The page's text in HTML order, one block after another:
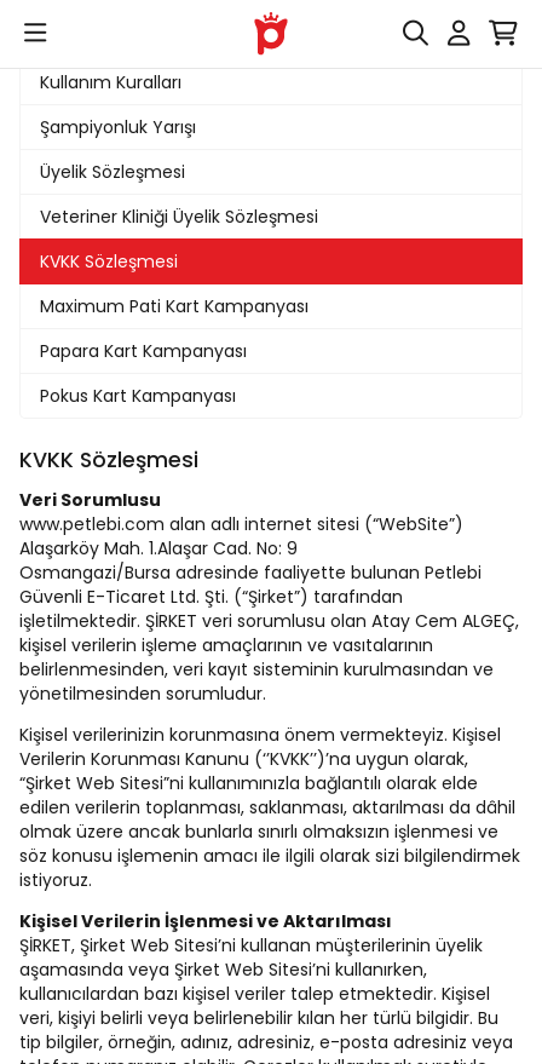
Yardım Ana Sayfa
Kullanım Kuralları
Şampiyonluk Yarışı
Üyelik Sözleşmesi
Veteriner Kliniği Üyelik Sözleşmesi
KVKK Sözleşmesi
Maximum Pati Kart Kampanyası
Papara Kart Kampanyası
Pokus Kart Kampanyası
KVKK Sözleşmesi
Veri Sorumlusu
www.petlebi.com alan adlı internet sitesi (“WebSite”)
Alaşarköy Mah. 1.Alaşar Cad. No: 9
Osmangazi/Bursa adresinde faaliyette bulunan Petlebi
Güvenli E-Ticaret Ltd. Şti. (“Şirket”) tarafından
işletilmektedir. ŞİRKET veri sorumlusu olan Atay Cem ALGEÇ,
kişisel verilerin işleme amaçlarının ve vasıtalarının
belirlenmesinden, veri kayıt sisteminin kurulmasından ve
yönetilmesinden sorumludur.
Kişisel verilerinizin korunmasına önem vermekteyiz. Kişisel
Verilerin Korunması Kanunu (‘’KVKK’’)’na uygun olarak,
“Şirket Web Sitesi”ni kullanımınızla bağlantılı olarak elde
edilen verilerin toplanması, saklanması, aktarılması da dâhil
olmak üzere ancak bunlarla sınırlı olmaksızın işlenmesi ve
söz konusu işlemenin amacı ile ilgili olarak sizi bilgilendirmek
istiyoruz.
Kişisel Verilerin İşlenmesi ve Aktarılması
ŞİRKET, Şirket Web Sitesi’ni kullanan müşterilerinin üyelik
aşamasında veya Şirket Web Sitesi’ni kullanırken,
kullanıcılardan bazı kişisel veriler talep etmektedir. Kişisel
veri, kişiyi belirli veya belirlenebilir kılan her türlü bilgidir. Bu
tip bilgiler, örneğin, adınız, adresiniz, e-posta adresiniz veya